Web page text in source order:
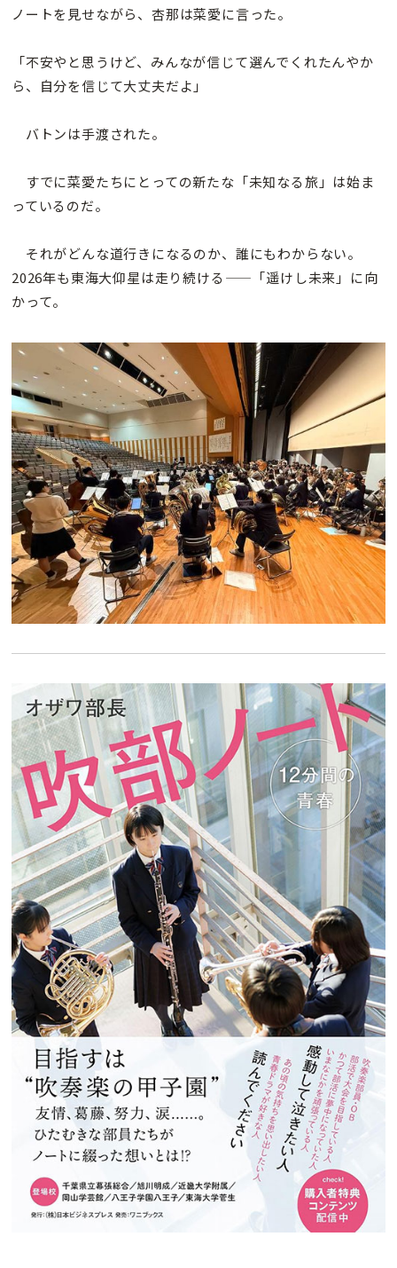
ノートを見せながら、杏那は菜愛に言った。
「不安やと思うけど、みんなが信じて選んでくれたんやか
ら、自分を信じて大丈夫だよ」
バトンは手渡された。
すでに菜愛たちにとっての新たな「未知なる旅」は始ま
っているのだ。
それがどんな道行きになるのか、誰にもわからない。
2026年も東海大仰星は走り続ける——「遥けし未来」に向
かって。